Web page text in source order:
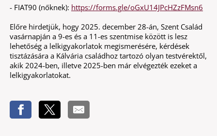
- FIAT90 (nőknek): https://forms.gle/oGxU14JPcHZzFMsn6
Előre hirdetjük, hogy 2025. december 28-án, Szent Család
vasárnapján a 9-es és a 11-es szentmise között is lesz
lehetőség a lelkigyakorlatok megismerésére, kérdések
tisztázására a Kálvária családhoz tartozó olyan testvérektől,
akik 2024-ben, illetve 2025-ben már elvégezték ezeket a
lelkigyakorlatokat.